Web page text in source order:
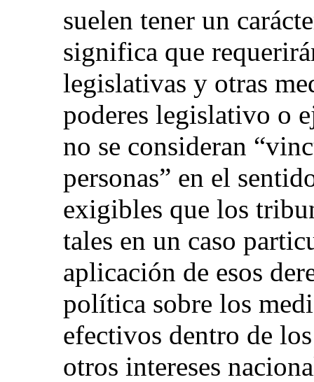
suelen tener un
significa que
legislativas y otras
poderes legislativo o
no se consideran
personas” en el
exigibles que los
tales en un caso
aplicación de esos
política sobre los
efectivos dentro de
otros intereses